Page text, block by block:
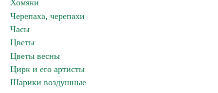
Хомяки
Черепаха, черепахи
Часы
Цветы
Цветы весны
Цирк и его артисты
Шарики воздушные